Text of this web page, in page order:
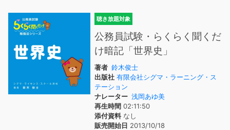
聴き放題対象
公務員試験・らくらく聞くだ
け暗記「世界史」
著者 鈴木俊士
出版社 有限会社シグマ・ラーニング・ス
テーション
ナレーター 浅岡あゆ美
再生時間 02:11:50
添付資料なし
販売開始日 2013/10/18